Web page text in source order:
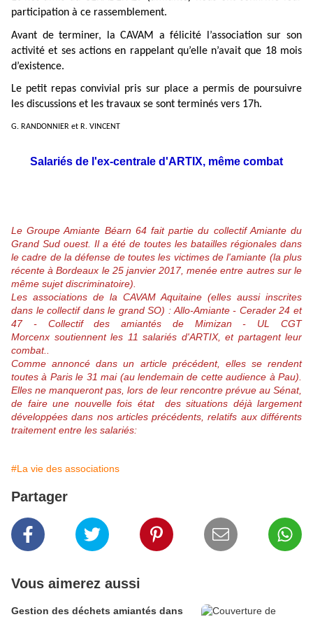
participation à ce rassemblement.
Avant de terminer, la CAVAM a félicité l’association sur son
activité et ses actions en rappelant qu’elle n’avait que 18 mois
d’existence.
Le petit repas convivial pris sur place a permis de poursuivre
les discussions et les travaux se sont terminés vers 17h.
G. RANDONNIER et R. VINCENT
Salariés de l'ex-centrale d'ARTIX, même combat
Le Groupe Amiante Béarn 64 fait partie du collectif Amiante du
Grand Sud ouest. Il a été de toutes les batailles régionales dans
le cadre de la défense de toutes les victimes de l'amiante (la plus
récente à Bordeaux le 25 janvier 2017, menée entre autres sur le
même sujet discriminatoire).
Les associations de la CAVAM Aquitaine (elles aussi inscrites
dans le collectif dans le grand SO) : Allo-Amiante - Cerader 24 et
47 - Collectif des amiantés de Mimizan - UL CGT
Morcenx soutiennent les 11 salariés d'ARTIX, et partagent leur
combat..
Comme annoncé dans un article précédent, elles se rendent
toutes à Paris le 31 mai (au lendemain de cette audience à Pau).
Elles ne manqueront pas, lors de leur rencontre prévue au Sénat,
de faire une nouvelle fois état des situations déjà largement
développées dans nos articles précédents, relatifs aux différents
traitement entre les salariés:
#La vie des associations
Partager
Vous aimerez aussi
Gestion des déchets amiantés dans